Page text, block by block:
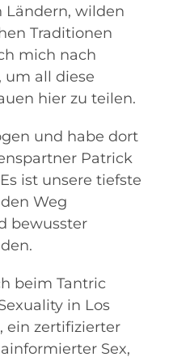
Ländern, wilden
Traditionen
mich nach
um all diese
hier zu teilen.
und habe dort
Patrick
ist unsere tiefste
Weg
bewusster
beim Tantric
in Los
ein zertifizierter
Sex,